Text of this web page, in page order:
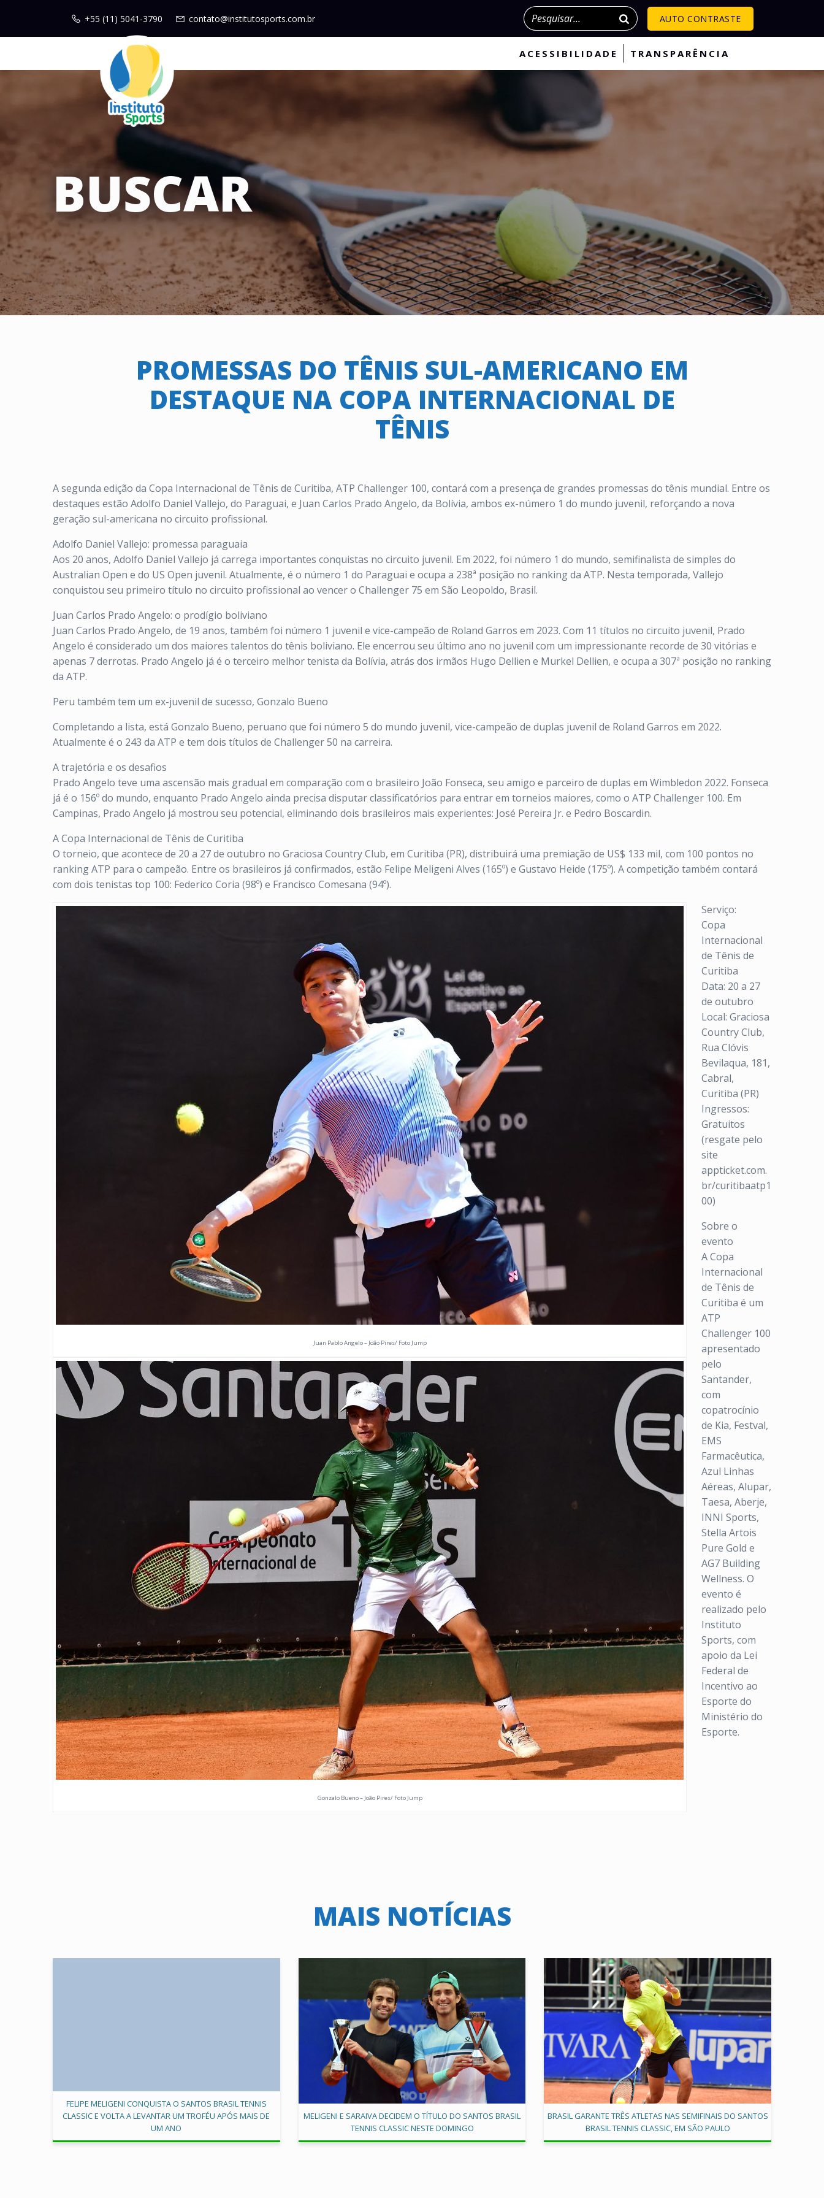
+55 (11) 5041-3790 contato@institutosports.com.br Pesquisar AUTO CONTRASTE
ACESSIBILIDADE TRANSPARÊNCIA
BUSCAR
PROMESSAS DO TÊNIS SUL-AMERICANO EM
DESTAQUE NA COPA INTERNACIONAL DE
TÊNIS
A segunda edição da Copa Internacional de Tênis de Curitiba, ATP Challenger 100, contará com a presença de grandes promessas do tênis mundial. Entre os
destaques estão Adolfo Daniel Vallejo, do Paraguai, e Juan Carlos Prado Angelo, da Bolívia, ambos ex-número 1 do mundo juvenil, reforçando a nova
geração sul-americana no circuito profissional.
Adolfo Daniel Vallejo: promessa paraguaia
Aos 20 anos, Adolfo Daniel Vallejo já carrega importantes conquistas no circuito juvenil. Em 2022, foi número 1 do mundo, semifinalista de simples do
Australian Open e do US Open juvenil. Atualmente, é o número 1 do Paraguai e ocupa a 238ª posição no ranking da ATP. Nesta temporada, Vallejo
conquistou seu primeiro título no circuito profissional ao vencer o Challenger 75 em São Leopoldo, Brasil.
Juan Carlos Prado Angelo: o prodígio boliviano
Juan Carlos Prado Angelo, de 19 anos, também foi número 1 juvenil e vice-campeão de Roland Garros em 2023. Com 11 títulos no circuito juvenil, Prado
Angelo é considerado um dos maiores talentos do tênis boliviano. Ele encerrou seu último ano no juvenil com um impressionante recorde de 30 vitórias e
apenas 7 derrotas. Prado Angelo já é o terceiro melhor tenista da Bolívia, atrás dos irmãos Hugo Dellien e Murkel Dellien, e ocupa a 307ª posição no ranking
da ATP.
Peru também tem um ex-juvenil de sucesso, Gonzalo Bueno
Completando a lista, está Gonzalo Bueno, peruano que foi número 5 do mundo juvenil, vice-campeão de duplas juvenil de Roland Garros em 2022.
Atualmente é o 243 da ATP e tem dois títulos de Challenger 50 na carreira.
A trajetória e os desafios
Prado Angelo teve uma ascensão mais gradual em comparação com o brasileiro João Fonseca, seu amigo e parceiro de duplas em Wimbledon 2022. Fonseca
já é o 156º do mundo, enquanto Prado Angelo ainda precisa disputar classificatórios para entrar em torneios maiores, como o ATP Challenger 100. Em
Campinas, Prado Angelo já mostrou seu potencial, eliminando dois brasileiros mais experientes: José Pereira Jr. e Pedro Boscardin.
A Copa Internacional de Tênis de Curitiba
O torneio, que acontece de 20 a 27 de outubro no Graciosa Country Club, em Curitiba (PR), distribuirá uma premiação de US$ 133 mil, com 100 pontos no
ranking ATP para o campeão. Entre os brasileiros já confirmados, estão Felipe Meligeni Alves (165º) e Gustavo Heide (175º). A competição também contará
com dois tenistas top 100: Federico Coria (98º) e Francisco Comesana (94º).
Juan Pablo Angelo – João Pires/ Foto Jump
Gonzalo Bueno – João Pires/ Foto Jump
Serviço:
Copa
Internacional
de Tênis de
Curitiba
Data: 20 a 27
de outubro
Local: Graciosa
Country Club,
Rua Clóvis
Bevilaqua, 181,
Cabral,
Curitiba (PR)
Ingressos:
Gratuitos
(resgate pelo
site
appticket.com.
br/curitibaatp1
00)
Sobre o
evento
A Copa
Internacional
de Tênis de
Curitiba é um
ATP
Challenger 100
apresentado
pelo
Santander,
com
copatrocínio
de Kia, Festval,
EMS
Farmacêutica,
Azul Linhas
Aéreas, Alupar,
Taesa, Aberje,
INNI Sports,
Stella Artois
Pure Gold e
AG7 Building
Wellness. O
evento é
realizado pelo
Instituto
Sports, com
apoio da Lei
Federal de
Incentivo ao
Esporte do
Ministério do
Esporte.
MAIS NOTÍCIAS
FELIPE MELIGENI CONQUISTA O SANTOS BRASIL TENNIS
CLASSIC E VOLTA A LEVANTAR UM TROFÉU APÓS MAIS DE
UM ANO
MELIGENI E SARAIVA DECIDEM O TÍTULO DO SANTOS BRASIL
TENNIS CLASSIC NESTE DOMINGO
BRASIL GARANTE TRÊS ATLETAS NAS SEMIFINAIS DO SANTOS
BRASIL TENNIS CLASSIC, EM SÃO PAULO